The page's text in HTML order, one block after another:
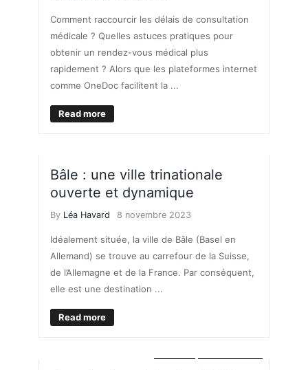
Comment raccourcir les délais de consultation
médicale ? Quelles astuces pratiques pour
obtenir un rendez-vous médical plus
rapidement ? Alors que les plateformes internet
comme OneDoc facilitent la ...
Read more
Bâle : une ville trinationale
ouverte et dynamique
By Léa Havard 8 novembre 2023
Idéalement située, la ville de Bâle (Basel en
Allemand) se trouve au carrefour de la Suisse,
de l’Allemagne et de la France. Par conséquent,
elle est une destination ...
Read more